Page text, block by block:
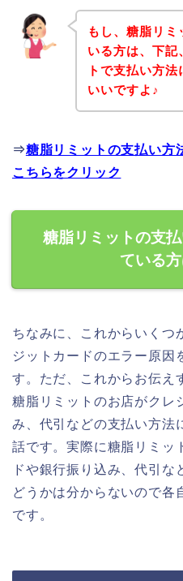
もし、糖脂リミ
いる方は、下記
トで支払い方
いいですよ♪
⇒糖脂リミットの支払い方
こちらをクリック
糖脂リミットの支
ている
ちなみに、これからいくつ
ジットカードのエラー原因
す。ただ、これからお伝え
糖脂リミットのお店がクレ
み、代引などの支払い方法
話です。実際に糖脂リミッ
ドや銀行振り込み、代引な
どうかは分からないので各
です。